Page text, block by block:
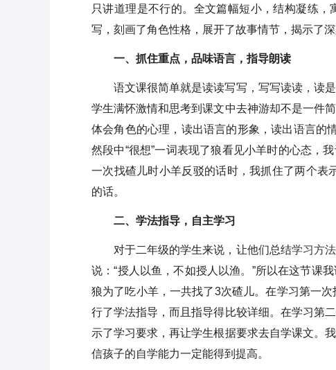
只讲道理是不行的。全文篇幅短小，结构凝练
写，刻画了角色性格，展开了故事情节，揭示了深
一、抓住重点，品味语言，指导朗读
语文课很简单就是读读写写，写写读读，读
学生满怀激情和思考到课文中去神游却不是一件
体会角色的心理，读出语言的形象，读出语言的
然段中“很想”一词表现了狼看见小羊时的心态，
一次找碴儿时小羊反驳的话时，我抓住了两个表
的话。
二、学法指导，自主学习
对于二年级的学生来说，让他们总结学习方法
说：“授人以鱼，不如授人以渔。”所以在这节课
狼为了吃小羊，一共找了3次碴儿。在学习第一
行了学法指导，而且指导得比较详细。在学习第
示了学习要求，再让学生根据要求去自学课文。
信孩子的自学能力一定能得到提高。